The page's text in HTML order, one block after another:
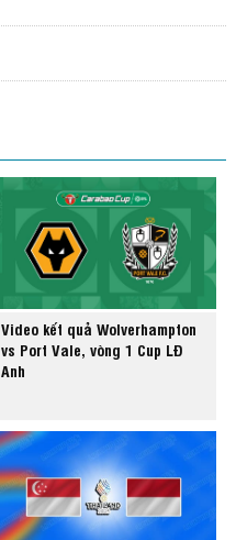
Video kết quả Wolverhampton
vs Port Vale, vòng 1 Cup LĐ
Anh